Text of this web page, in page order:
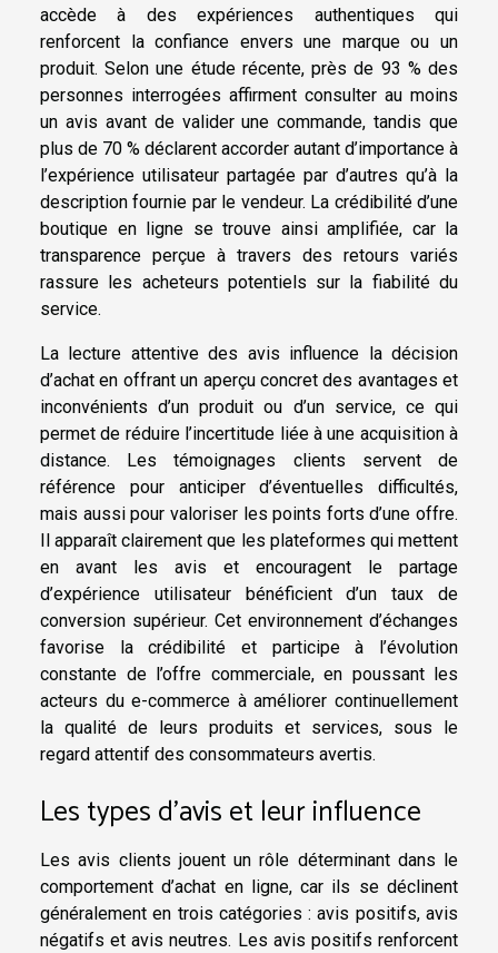
accède à des expériences authentiques qui
renforcent la confiance envers une marque ou un
produit. Selon une étude récente, près de 93 % des
personnes interrogées affirment consulter au moins
un avis avant de valider une commande, tandis que
plus de 70 % déclarent accorder autant d’importance à
l’expérience utilisateur partagée par d’autres qu’à la
description fournie par le vendeur. La crédibilité d’une
boutique en ligne se trouve ainsi amplifiée, car la
transparence perçue à travers des retours variés
rassure les acheteurs potentiels sur la fiabilité du
service.
La lecture attentive des avis influence la décision
d’achat en offrant un aperçu concret des avantages et
inconvénients d’un produit ou d’un service, ce qui
permet de réduire l’incertitude liée à une acquisition à
distance. Les témoignages clients servent de
référence pour anticiper d’éventuelles difficultés,
mais aussi pour valoriser les points forts d’une offre.
Il apparaît clairement que les plateformes qui mettent
en avant les avis et encouragent le partage
d’expérience utilisateur bénéficient d’un taux de
conversion supérieur. Cet environnement d’échanges
favorise la crédibilité et participe à l’évolution
constante de l’offre commerciale, en poussant les
acteurs du e-commerce à améliorer continuellement
la qualité de leurs produits et services, sous le
regard attentif des consommateurs avertis.
Les types d’avis et leur influence
Les avis clients jouent un rôle déterminant dans le
comportement d’achat en ligne, car ils se déclinent
généralement en trois catégories : avis positifs, avis
négatifs et avis neutres. Les avis positifs renforcent